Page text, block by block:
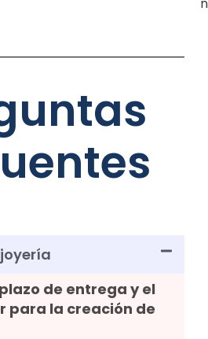
plazo de entrega y el
para la creación de